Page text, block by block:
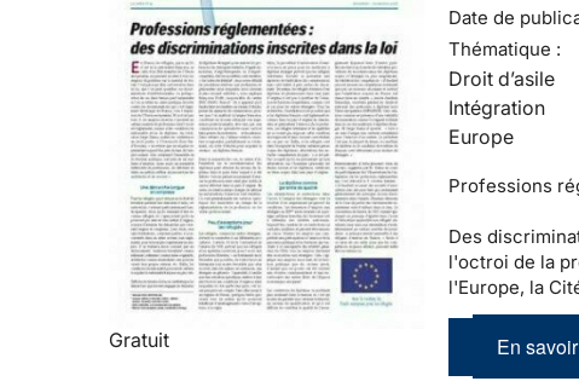
Gratuit
Date de
Thématique :
Droit d’asile
Intégration
Europe
Professions
Des
l'octroi de la
l'Europe, la
En